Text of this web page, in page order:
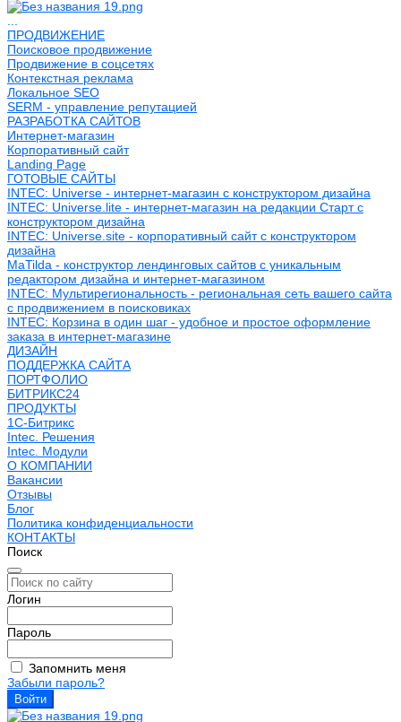
ПРОДВИЖЕНИЕ
Поисковое продвижение
Продвижение в соцсетях
Контекстная реклама
Локальное SEO
SERM - управление репутацией
РАЗРАБОТКА САЙТОВ
Интернет-магазин
Корпоративный сайт
Landing Page
ГОТОВЫЕ САЙТЫ
INTEC: Universe - интернет-магазин с конструктором дизайна
INTEC: Universe.lite - интернет-магазин на редакции Старт с
конструктором дизайна
INTEC: Universe.site - корпоративный сайт с конструктором
дизайна
MaTilda - конструктор лендинговых сайтов с уникальным
редактором дизайна и интернет-магазином
INTEC: Мультирегиональность - региональная сеть вашего сайта
с продвижением в поисковиках
INTEC: Корзина в один шаг - удобное и простое оформление
заказа в интернет-магазине
ДИЗАЙН
ПОДДЕРЖКА САЙТА
ПОРТФОЛИО
БИТРИКС24
ПРОДУКТЫ
1С-Битрикс
Intec. Решения
Intec. Модули
О КОМПАНИИ
Вакансии
Отзывы
Блог
Политика конфиденциальности
КОНТАКТЫ
Поиск
Логин
Пароль
Запомнить меня
Забыли пароль?